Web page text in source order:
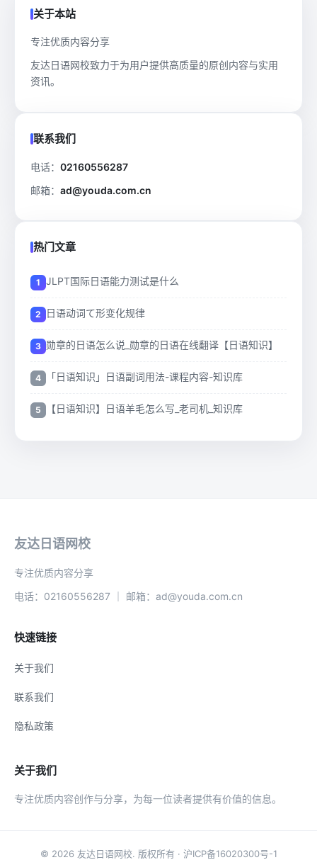
关于本站
专注优质内容分享
友达日语网校致力于为用户提供高质量的原创内容与实用
资讯。
联系我们
电话： 02160556287
邮箱： ad@youda.com.cn
热门文章
JLPT国际日语能力测试是什么
日语动词て形变化规律
勋章的日语怎么说_勋章的日语在线翻译【日语知识】
「日语知识」日语副词用法-课程内容-知识库
【日语知识】日语羊毛怎么写_老司机_知识库
友达日语网校
专注优质内容分享
电话：02160556287 ｜ 邮箱：ad@youda.com.cn
快速链接
关于我们
联系我们
隐私政策
关于我们
专注优质内容创作与分享，为每一位读者提供有价值的信息。
© 2026 友达日语网校. 版权所有 · 沪ICP备16020300号-1